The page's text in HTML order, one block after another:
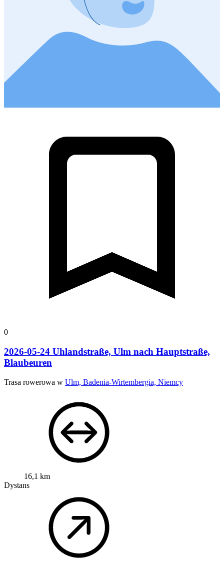
0
2026-05-24 Uhlandstraße, Ulm nach Hauptstraße,
Blaubeuren
Trasa rowerowa w Ulm, Badenia-Wirtembergia, Niemcy
16,1 km
Dystans